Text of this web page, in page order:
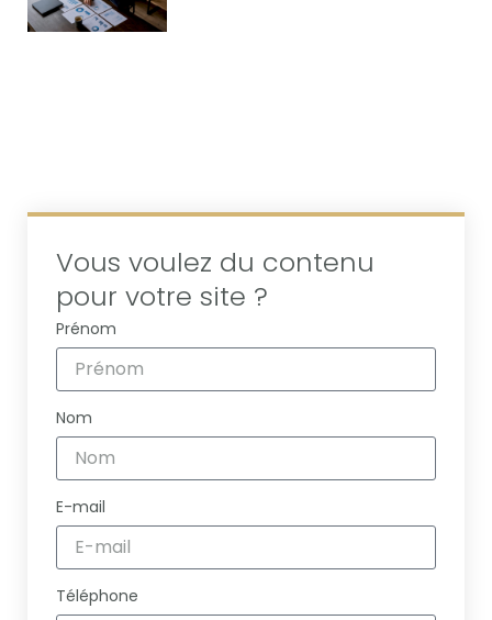
Vous voulez du contenu
pour votre site ?
Prénom
Nom
E-mail
Téléphone